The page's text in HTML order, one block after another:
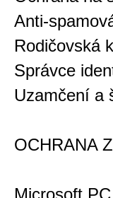
Anti-
Rodičovská
Správce
Uzamčení a
OCHRANA
Microsoft PC